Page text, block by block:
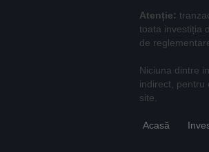
Atenție:
toata investiția
de
Niciuna dintre
indirect, pentru
site.
Acasă